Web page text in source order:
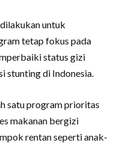
untuk
tetap fokus pada
status gizi
stunting di Indonesia.
satu program prioritas
makanan bergizi
rentan seperti anak-